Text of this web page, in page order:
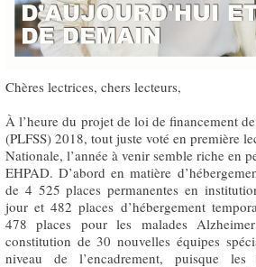
Chères lectrices, chers lecteurs,
À l’heure du projet de loi de financement
(PLFSS) 2018, tout juste voté en première
Nationale, l’année à venir semble riche en
EHPAD. D’abord en matière
de 4 525 places permanentes en
jour et 482 places d’hébergement
478 places pour les malades
constitution de 30 nouvelles équipes
niveau de l’encadrement, puisque les